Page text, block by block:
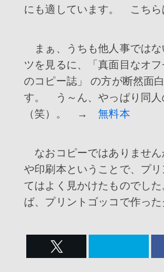
にも適しています。 こちら
まぁ、うちも他人事では
ツを見るに、「真面目なオ
のコピー誌」 の方が断然面
す。 う～ん、やっぱり同人
（笑）。 →無料本
なおコピーではありませ
や印刷本ということで、プ
てはよく見かけたものでし
ば、プリントゴッコで作っ